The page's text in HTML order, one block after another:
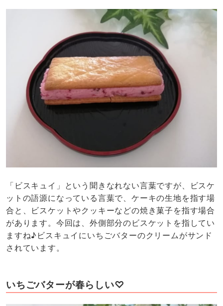
「ビスキュイ」という聞きなれない言葉ですが、ビスケ
ットの語源になっている言葉で、ケーキの生地を指す場
合と、ビスケットやクッキーなどの焼き菓子を指す場合
があります。今回は、外側部分のビスケットを指してい
ますね♪ビスキュイにいちごバターのクリームがサンド
されています。
いちごバターが春らしい♡